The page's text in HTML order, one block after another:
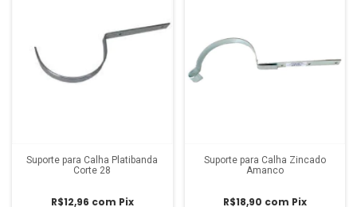
Suporte para Calha Platibanda
Corte 28
R$12,96 com Pix
Suporte para Calha Zincado
Amanco
R$18,90 com Pix